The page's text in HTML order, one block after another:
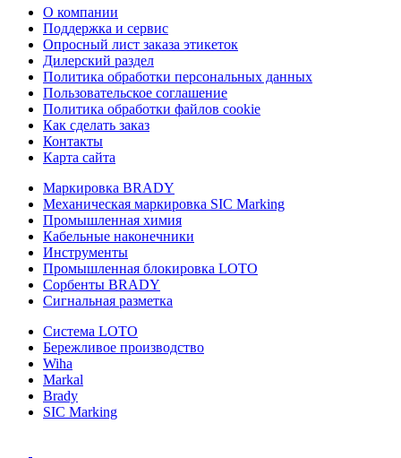
О компании
Поддержка и сервис
Опросный лист заказа этикеток
Дилерский раздел
Политика обработки персональных данных
Пользовательское соглашение
Политика обработки файлов cookie
Как сделать заказ
Контакты
Карта сайта
Маркировка BRADY
Механическая маркировка SIC Marking
Промышленная химия
Кабельные наконечники
Инструменты
Промышленная блокировка LOTO
Сорбенты BRADY
Сигнальная разметка
Система LOTO
Бережливое производство
Wiha
Markal
Brady
SIC Marking